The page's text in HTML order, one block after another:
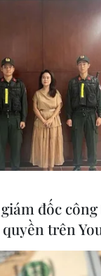
đốc
trên